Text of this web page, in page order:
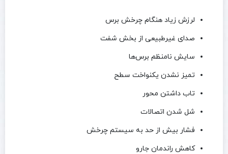
لرزش زیاد هنگام چرخش برس
صدای غیرطبیعی از بخش شفت
سایش نامنظم برس‌ها
تمیز نشدن یکنواخت سطح
تاب داشتن محور
شل شدن اتصالات
فشار بیش از حد به سیستم چرخش
کاهش راندمان جارو